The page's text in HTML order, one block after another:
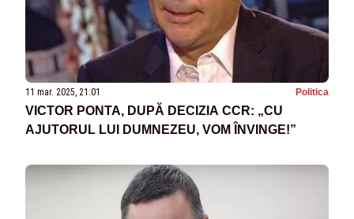
11 mar. 2025, 21:01 Politica
VICTOR PONTA, DUPĂ DECIZIA CCR: „CU
AJUTORUL LUI DUMNEZEU, VOM ÎNVINGE!”